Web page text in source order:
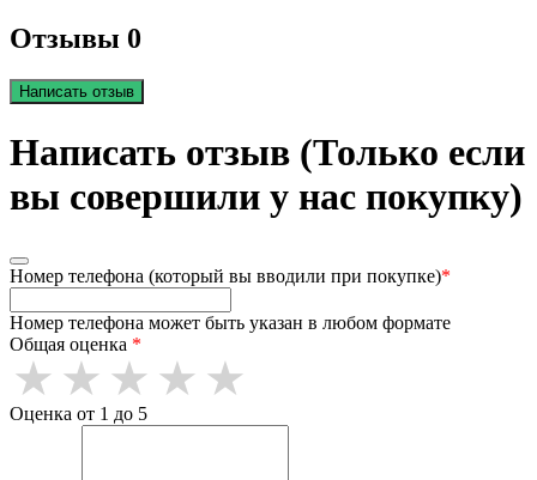
Отзывы 0
Написать отзыв
Написать отзыв (Только если
вы совершили у нас покупку)
Номер телефона (который вы вводили при покупке)*
Номер телефона может быть указан в любом формате
Общая оценка *
Оценка от 1 до 5